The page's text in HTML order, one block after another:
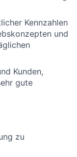
Kennzahlen
und
Kunden,
gute
zu